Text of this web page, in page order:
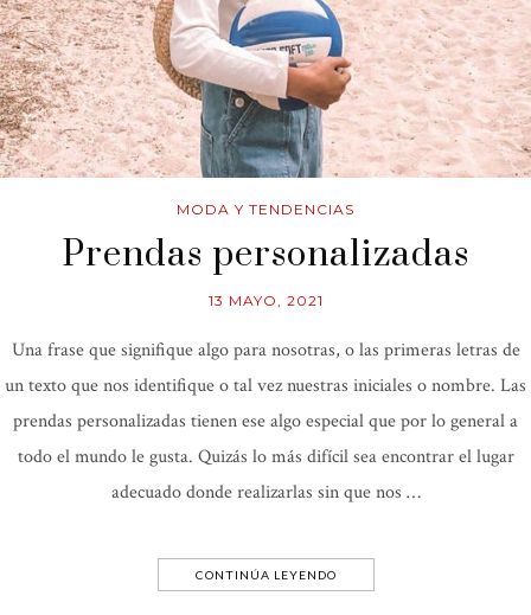
MODA Y TENDENCIAS
Prendas personalizadas
13 MAYO, 2021
Una frase que signifique algo para nosotras, o las primeras letras de
un texto que nos identifique o tal vez nuestras iniciales o nombre. Las
prendas personalizadas tienen ese algo especial que por lo general a
todo el mundo le gusta. Quizás lo más difícil sea encontrar el lugar
adecuado donde realizarlas sin que nos …
CONTINÚA LEYENDO